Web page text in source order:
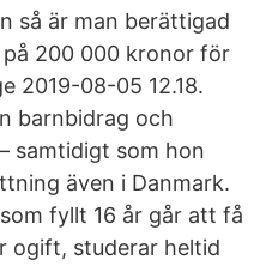
så är man berättigad
200 000 kronor för
2019-08-05 12.18.
barnbidrag och
samtidigt som hon
även i Danmark.
fyllt 16 år går att få
ogift, studerar heltid